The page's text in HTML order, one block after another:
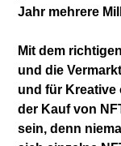
Jahr mehrere
Mit dem
und die
und für Kreative
der Kauf von
sein, denn